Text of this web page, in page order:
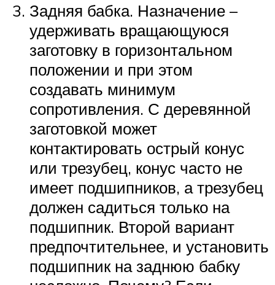
Задняя бабка. Назначение –
удерживать вращающуюся
заготовку в горизонтальном
положении и при этом
создавать минимум
сопротивления. С деревянной
заготовкой может
контактировать острый конус
или трезубец, конус часто не
имеет подшипников, а трезубец
должен садиться только на
подшипник. Второй вариант
предпочтительнее, и установить
подшипник на заднюю бабку